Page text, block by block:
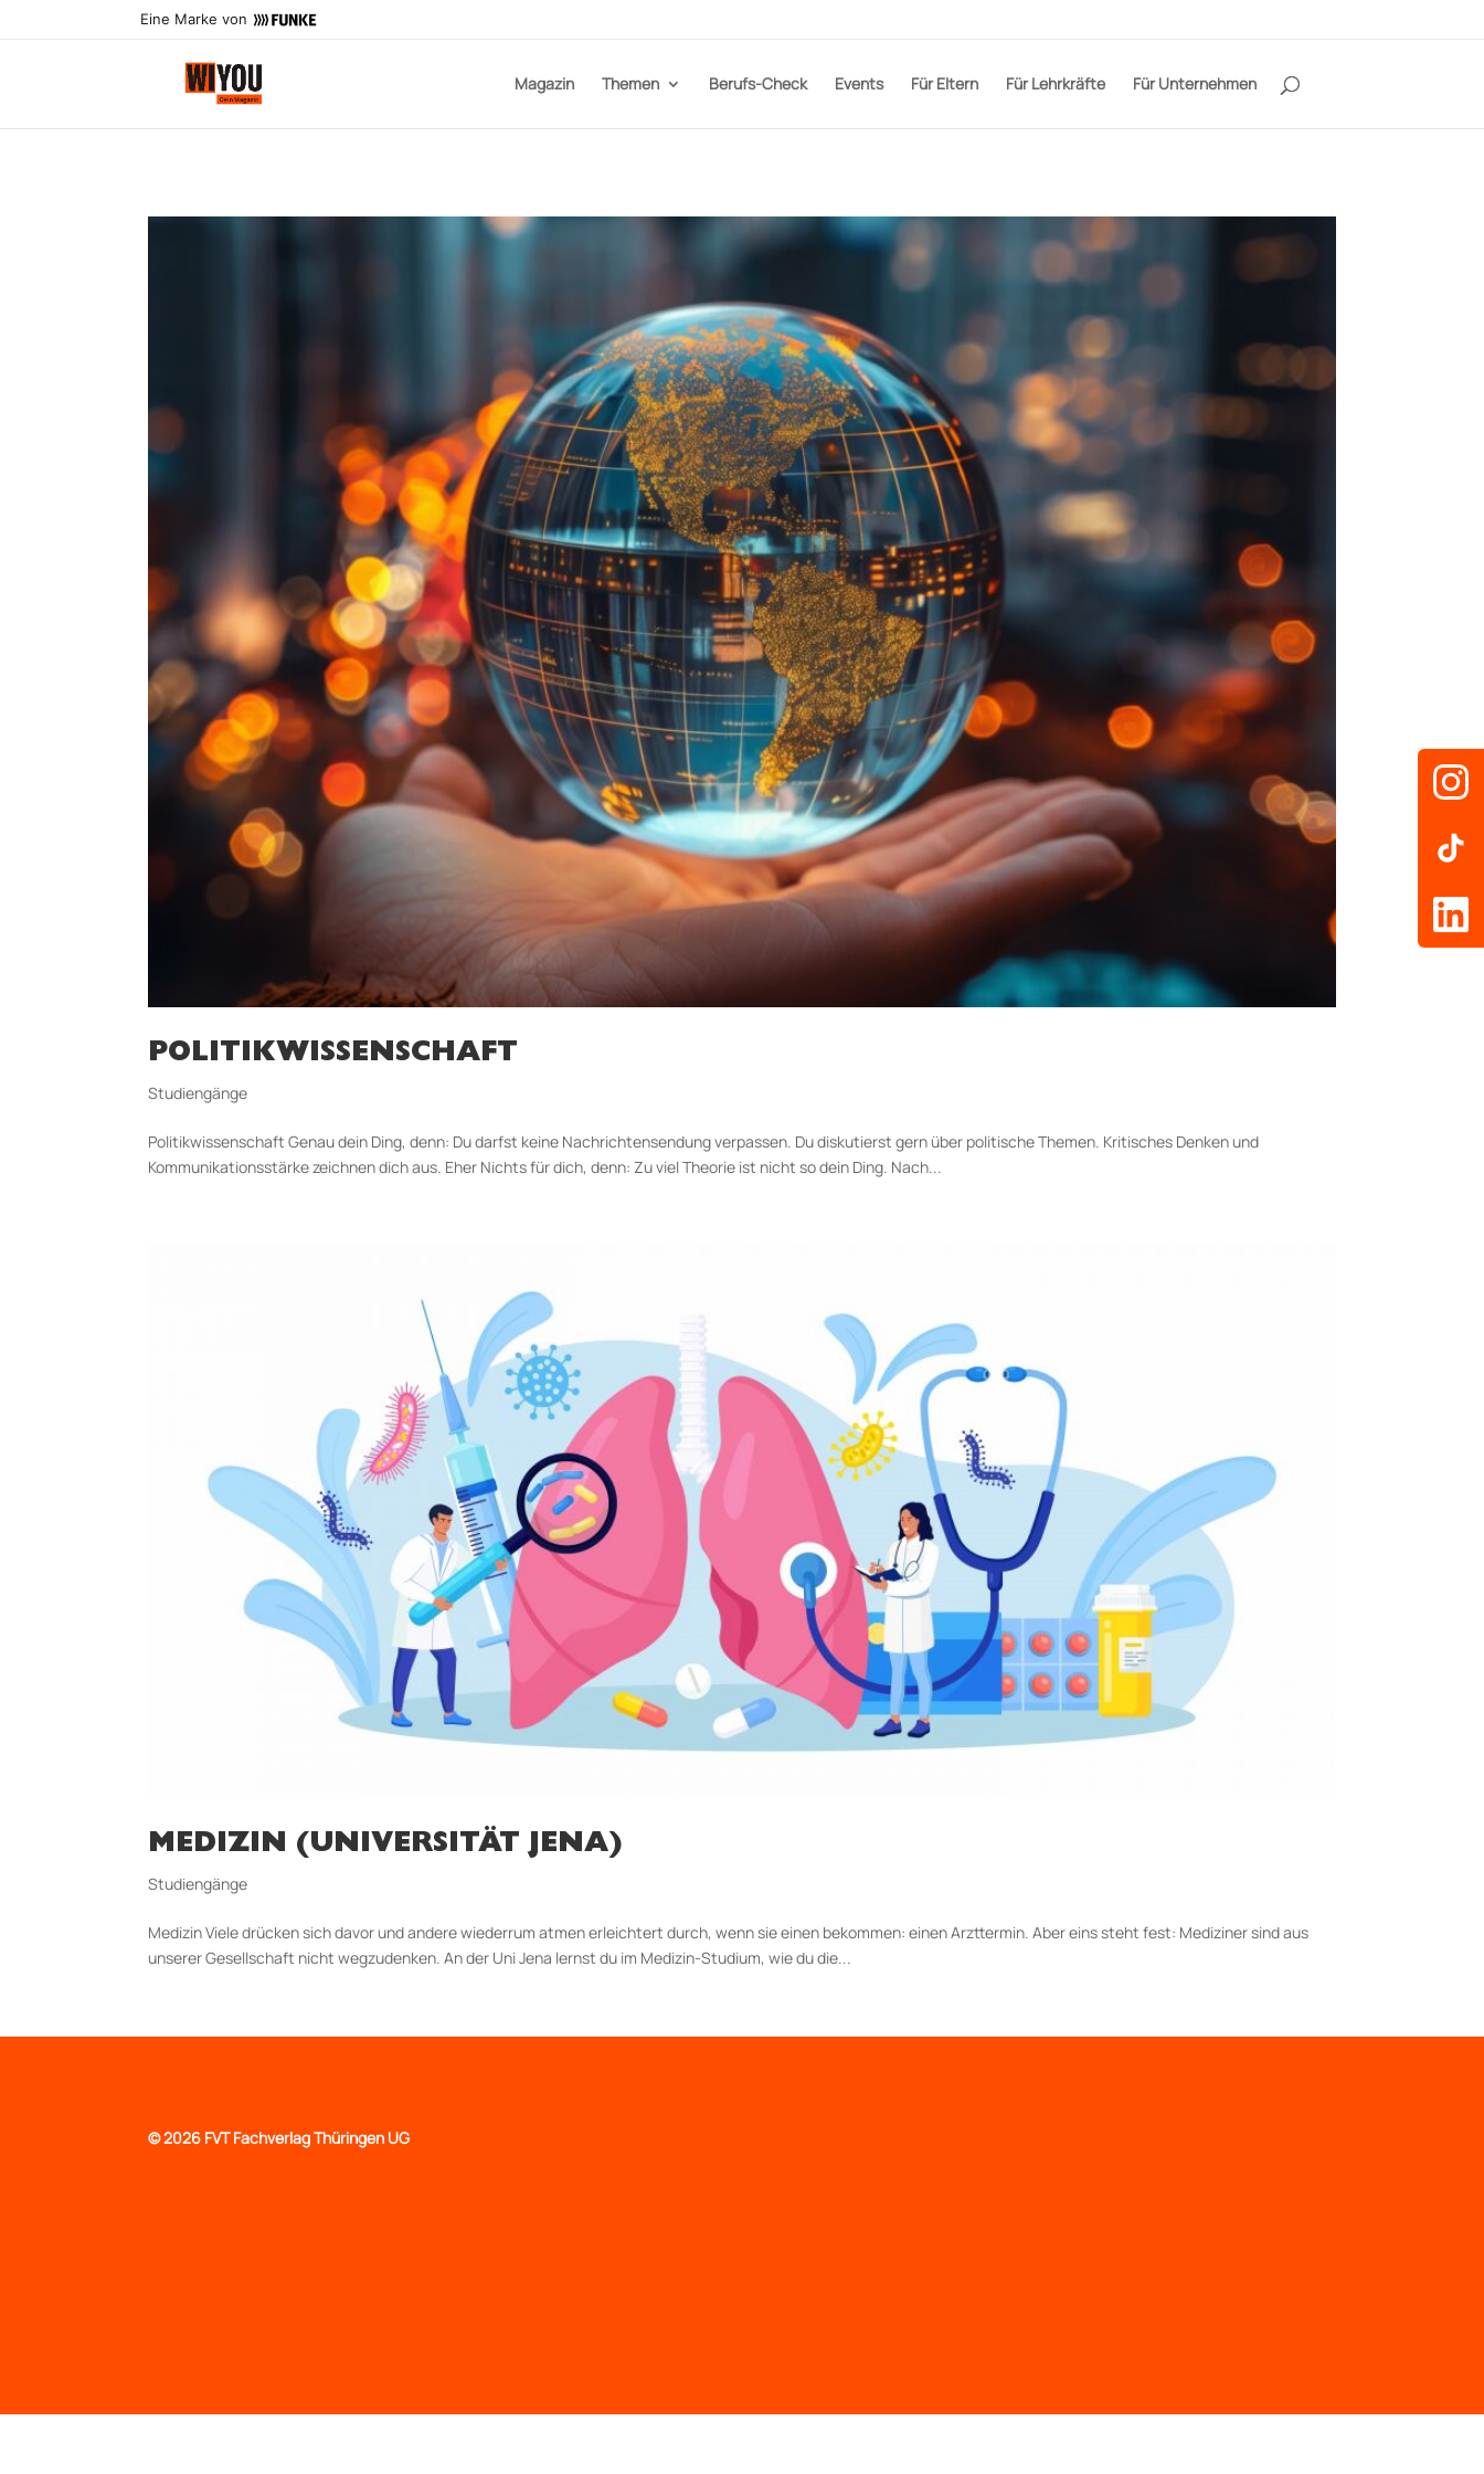
Eine Marke von
Magazin Themen Berufs-Check Events Für Eltern Für Lehrkräfte Für Unternehmen
POLITIKWISSENSCHAFT
Studiengänge
Politikwissenschaft Genau dein Ding, denn: Du darfst keine Nachrichtensendung verpassen. Du diskutierst gern über politische Themen. Kritisches Denken und
Kommunikationsstärke zeichnen dich aus. Eher Nichts für dich, denn: Zu viel Theorie ist nicht so dein Ding. Nach...
MEDIZIN (UNIVERSITÄT JENA)
Studiengänge
Medizin Viele drücken sich davor und andere wiederrum atmen erleichtert durch, wenn sie einen bekommen: einen Arzttermin. Aber eins steht fest: Mediziner sind aus
unserer Gesellschaft nicht wegzudenken. An der Uni Jena lernst du im Medizin-Studium, wie du die...
©2026 FVT Fachverlag Thüringen UG